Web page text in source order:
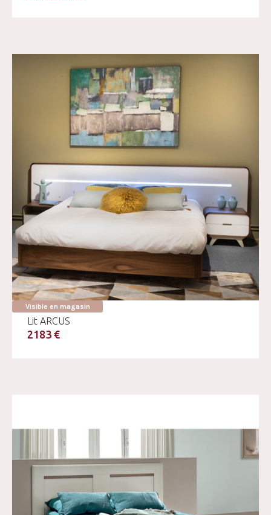
Visible en magasin
Lit ARCUS
2183 €